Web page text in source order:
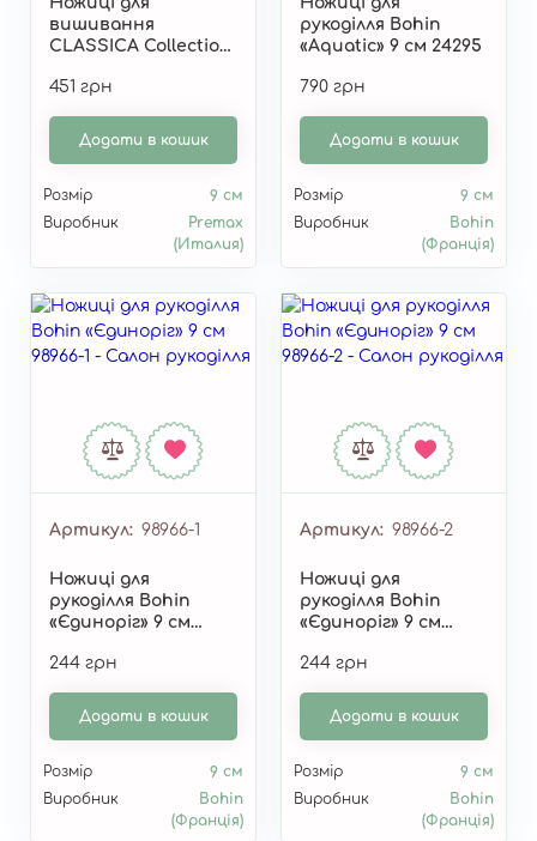
вишивання
CLASSICA Collection
451 грн
Додати в кошик
Розмір
9 см
Виробник
Premax
(Италия)
рукоділля Bohin
«Aquatic» 9 см 24295
790 грн
Додати в кошик
Розмір
9 см
Виробник
Bohin
(Франція)
Артикул 98966-1
Ножиці для
рукоділля Bohin
«Єдиноріг» 9 см
244 грн
Додати в кошик
Розмір
9 см
Виробник
Bohin
(Франція)
Артикул 98966-2
Ножиці для
рукоділля Bohin
«Єдиноріг» 9 см
244 грн
Додати в кошик
Розмір
9 см
Виробник
Bohin
(Франція)